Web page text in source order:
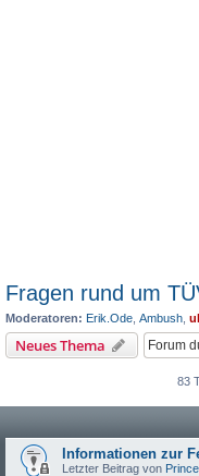
Fragen rund um
Moderatoren: Erik.Ode Ambush
Neues Thema
83
Informationen zur
Letzter Beitrag von